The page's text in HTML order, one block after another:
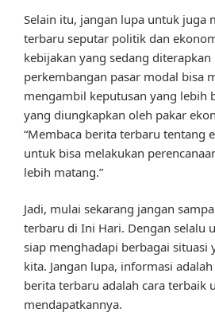
Selain itu, jangan lupa untuk juga
terbaru seputar politik dan
kebijakan yang sedang
perkembangan pasar modal bisa
mengambil keputusan yang lebih
yang diungkapkan oleh pakar
“Membaca berita terbaru tentang
untuk bisa melakukan
lebih matang.”
Jadi, mulai sekarang jangan
terbaru di Ini Hari. Dengan selalu
siap menghadapi berbagai situasi
kita. Jangan lupa, informasi
berita terbaru adalah cara terbaik
mendapatkannya.